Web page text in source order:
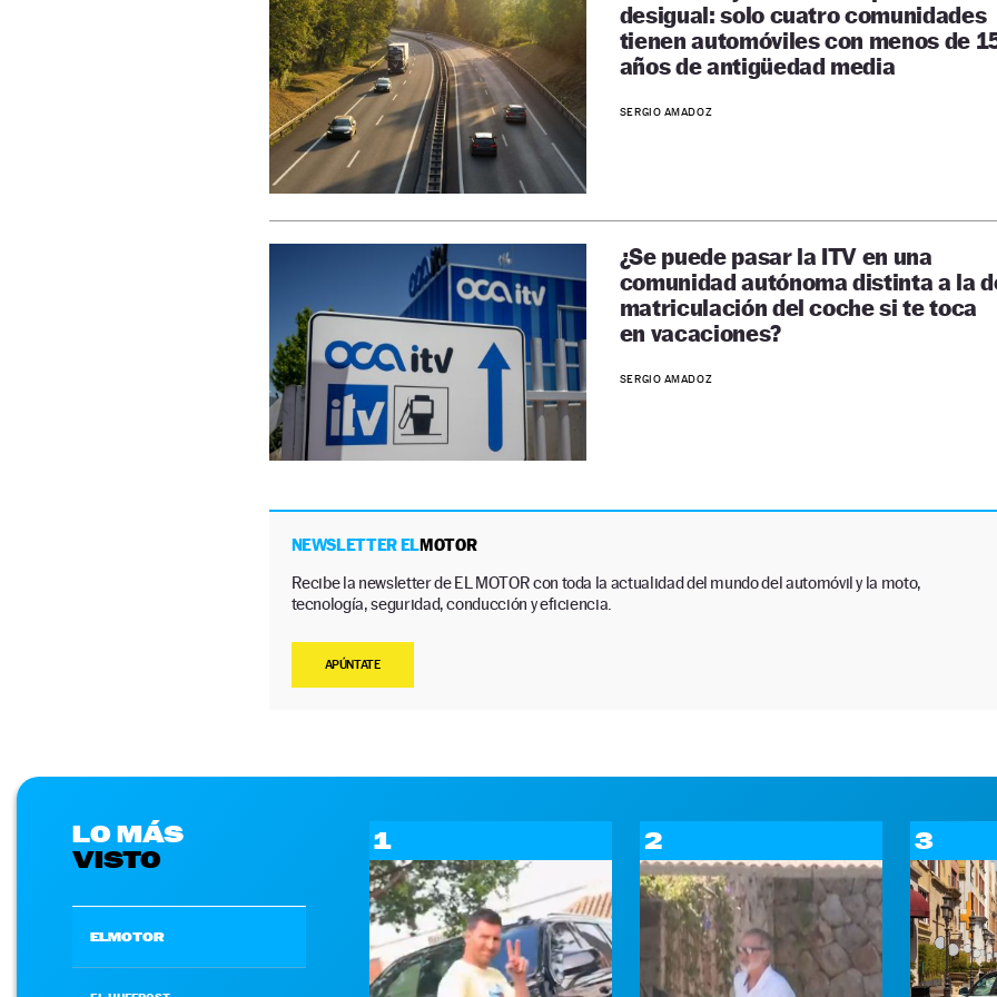
desigual: solo cuatro comunidades
tienen automóviles con menos de
años de antigüedad media
SERGIO AMADOZ
¿Se puede pasar la ITV en una
comunidad autónoma distinta a la
matriculación del coche si te toca
en vacaciones?
SERGIO AMADOZ
NEWSLETTER ELMOTOR
Recibe la newsletter de EL MOTOR con toda la actualidad del mundo del automóvil y la moto,
tecnología, seguridad, conducción y eficiencia.
APÚNTATE
LO MÁS
VISTO
ELMOTOR
1 2 3